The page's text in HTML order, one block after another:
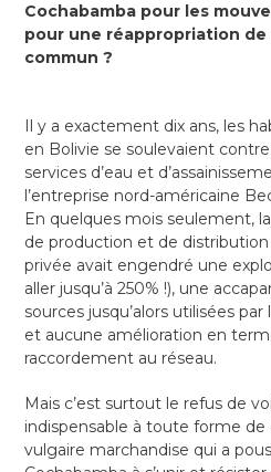
Cochabamba pour les
pour une réappropriation
commun ?
Il y a exactement dix ans, les
en Bolivie se soulevaient
services d’eau et
l’entreprise nord-américaine
En quelques mois seulement,
de production et de
privée avait engendré une
aller jusqu’à 250% !), une
sources jusqu’alors utilisées
et aucune amélioration en
raccordement au réseau.
Mais c’est surtout le refus de
indispensable à toute forme
vulgaire marchandise qui a